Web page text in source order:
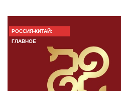
РОССИЯ-КИТАЙ:
ГЛАВНОЕ